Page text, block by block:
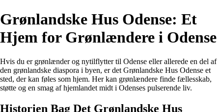
Grønlandske Hus Odense: Et
Hjem for Grønlændere i Odense
Hvis du er grønlænder og nytilflytter til Odense eller allerede en del af
den grønlandske diaspora i byen, er det Grønlandske Hus Odense et
sted, der kan føles som hjem. Her kan grønlændere finde fællesskab,
støtte og en smag af hjemlandet midt i Odenses pulserende liv.
Historien Bag Det Grønlandske Hus